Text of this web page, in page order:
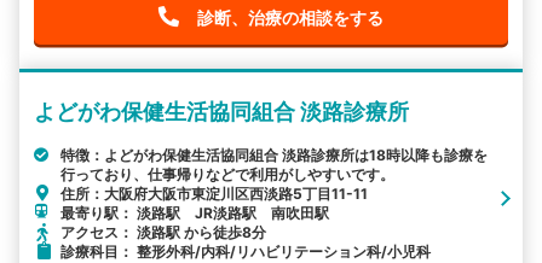
診断、治療の相談をする
よどがわ保健生活協同組合 淡路診療所
特徴：よどがわ保健生活協同組合 淡路診療所は18時以降も診療を
行っており、仕事帰りなどで利用がしやすいです。
住所：大阪府大阪市東淀川区西淡路5丁目11-11
最寄り駅： 淡路駅 JR淡路駅 南吹田駅
アクセス： 淡路駅 から徒歩8分
診療科目： 整形外科/内科/リハビリテーション科/小児科